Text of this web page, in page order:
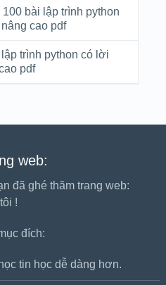
100 bài lập trình python
cao pdf
trình python có lời
pdf
web:
đã ghé thăm trang web:
!
đích:
tin học dễ dàng hơn.